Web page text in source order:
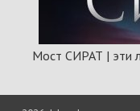
Мост СИРАТ | эти